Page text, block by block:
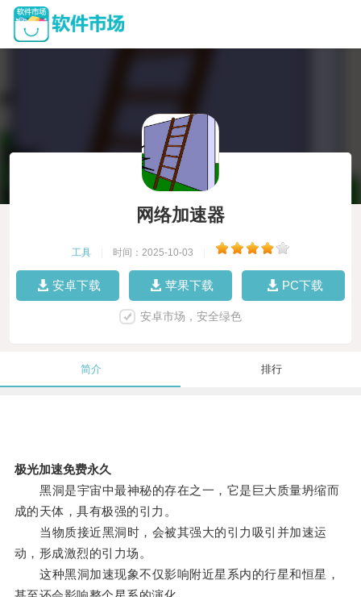
网络加速器
工具 时间：2025-10-03
安卓下载 苹果下载 PC下载
安卓市场，安全绿色
简介 排行
极光加速免费永久
黑洞是宇宙中最神秘的存在之一，它是巨大质量坍缩而
成的天体，具有极强的引力。
当物质接近黑洞时，会被其强大的引力吸引并加速运
动，形成激烈的引力场。
这种黑洞加速现象不仅影响附近星系内的行星和恒星，